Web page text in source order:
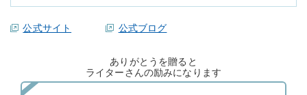
公式サイト 公式ブログ
ありがとうを贈ると
ライターさんの励みになります